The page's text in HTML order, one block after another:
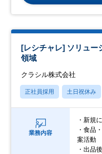
[レシチャレ] ソリュー
領域
クラシル株式会社
正社員採用 土日祝休み
業務内容
・新規
・食品
案活動
・出品